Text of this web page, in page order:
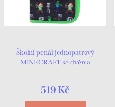
Školní penál jednopatrový
MINECRAFT se dvěma
519 Kč